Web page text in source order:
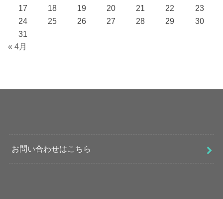
17
18 19 20 21 22
23
24
25 26 27 28 29
30
31
« 4月
お問い合わせはこちら